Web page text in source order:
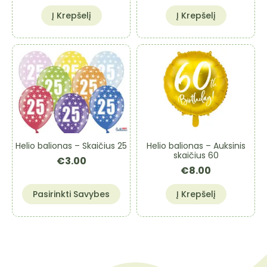
Į Krepšelį Į Krepšelį
Helio balionas – Skaičius 25
€3.00
Pasirinkti Savybes
This
product
has
Helio balionas – Auksinis
skaičius 60
€8.00
Į Krepšelį